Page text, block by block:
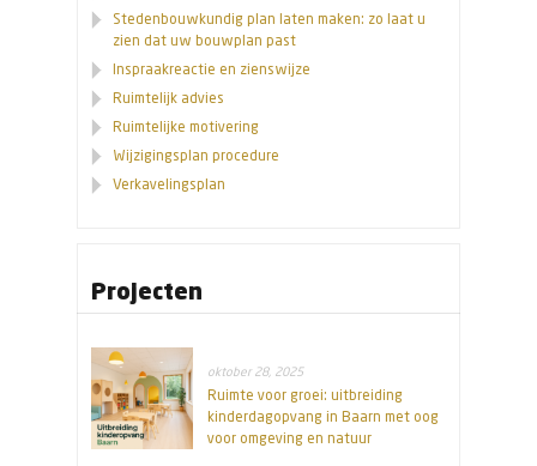
Stedenbouwkundig plan laten maken: zo laat u
zien dat uw bouwplan past
Inspraakreactie en zienswijze
Ruimtelijk advies
Ruimtelijke motivering
Wijzigingsplan procedure
Verkavelingsplan
Projecten
oktober 28, 2025
Ruimte voor groei: uitbreiding
kinderdagopvang in Baarn met oog
voor omgeving en natuur